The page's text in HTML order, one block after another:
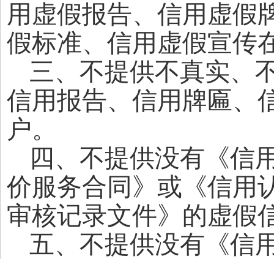
用虚假报告、信用虚假
假标准、信用虚假宣传
三、不提供不真实、
信用报告、信用牌匾、
户。
四、不提供没有《信
价服务合同》或《信用
审核记录文件》的虚假
五、不提供没有《信